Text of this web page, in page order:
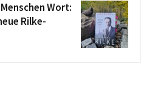
Wort:
Rilke-